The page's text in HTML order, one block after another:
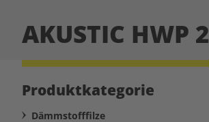
AKUSTIC HWP 2
Produktkategorie
Dämmstofffilze